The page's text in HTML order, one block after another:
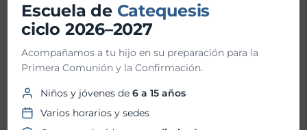
noviembre 2025
septiembre 2025
agosto 2025
julio 2025
Escuela de Catequesis
ciclo 2026–2027
Acompañamos a tu hijo en su preparación para la
Primera Comunión y la Confirmación.
Niños y jóvenes de6 a 15 años
Varios horarios y sedes